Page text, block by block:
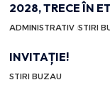
2028, TRECE ÎN
ADMINISTRATIV STIRI
INVITAȚIE!
STIRI BUZAU